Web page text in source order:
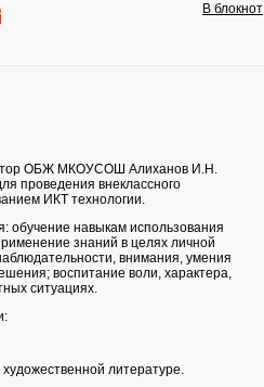
В блокнот
ОБЖ МКОУСОШ Алиханов И.Н.
проведения внеклассного
ИКТ технологии.
обучение навыкам использования
знаний в целях личной
внимания, умения
воспитание воли, характера,
ситуациях.
литературе.